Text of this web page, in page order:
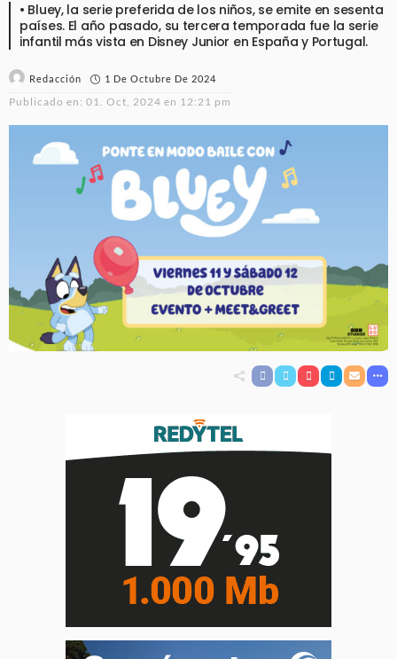
• Bluey, la serie preferida de los niños, se emite en sesenta
países. El año pasado, su tercera temporada fue la serie
infantil más vista en Disney Junior en España y Portugal.
Redacción 1 De Octubre De 2024
Publicado en: 01. Oct, 2024 en 12:21 pm